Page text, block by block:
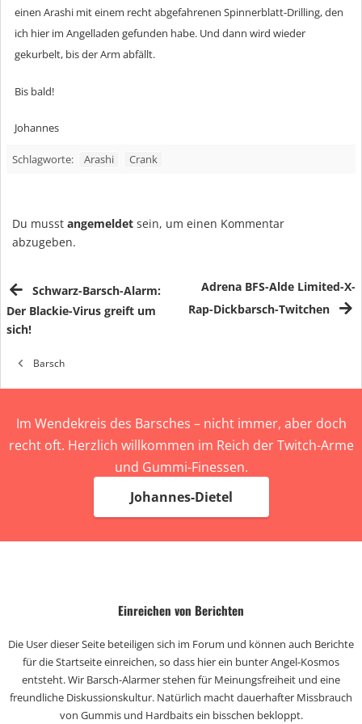
einen Arashi mit einem recht abgefahrenen Spinnerblatt-Drilling, den
ich hier im Angelladen gefunden habe. Und dann wird wieder
gekurbelt, bis der Arm abfällt.
Bis bald!
Johannes
Schlagworte: Arashi Crank
Du musst angemeldet sein, um einen Kommentar
abzugeben.
Schwarz-Barsch-Alarm:
Der Blackie-Virus greift um
sich!
Adrena BFS-Alde Limited-X-
Rap-Dickbarsch-Twitchen
Barsch
Im Wendekreis des Barsches – nicht immer, aber doch
recht oft. Herzlich willkommen im Reich der Twitch-Arme
und Gummi-Finessen.
Johannes-Dietel
Einreichen von Berichten
Die User dieser Seite beteiligen sich im Forum und können auch Berichte
für die Startseite einreichen, so dass hier ein bunter Angel-Kosmos
entsteht. Wir Barsch-Alarmer stehen für Meinungsfreiheit und eine
freundliche Diskussionskultur. Natürlich macht dauerhafter Missbrauch
von Gummis und Hardbaits ein bisschen bekloppt.